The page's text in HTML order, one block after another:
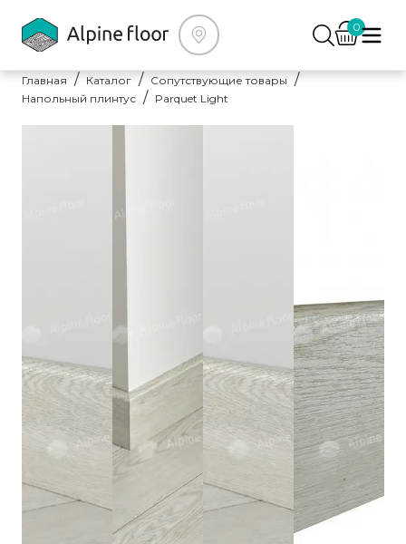
0
Главная Каталог
Сопутствующие товары
Напольный плинтус
Parquet Light